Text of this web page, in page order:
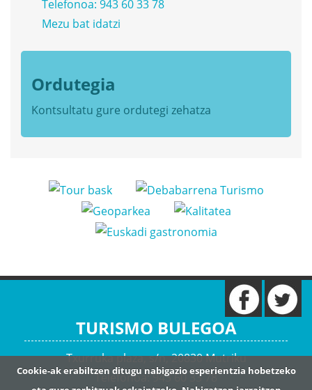
Cookie-ak erabiltzen ditugu nabigazio esperientzia hobetzeko
Telefonoa: 943 60 33 78
Mezu bat idatzi
Ordutegia
Kontsultatu gure ordutegi zehatza
TURISMO BULEGOA
Txurruka plaza, s/n, 20830 Mutriku
Telefonoa: 943 60 33 78